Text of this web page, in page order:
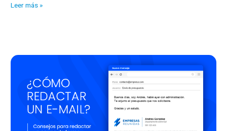
Ciberseguridad,
autónomos
Leer más »